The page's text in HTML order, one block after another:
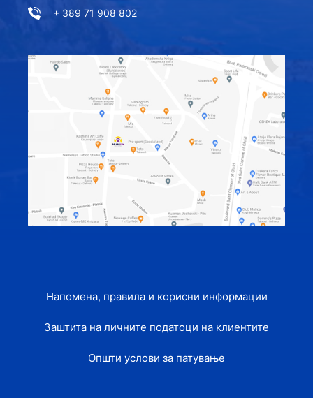
+ 389 71 908 802
Напомена, правила и корисни информации
Заштита на личните податоци на клиентите
Општи услови за патување